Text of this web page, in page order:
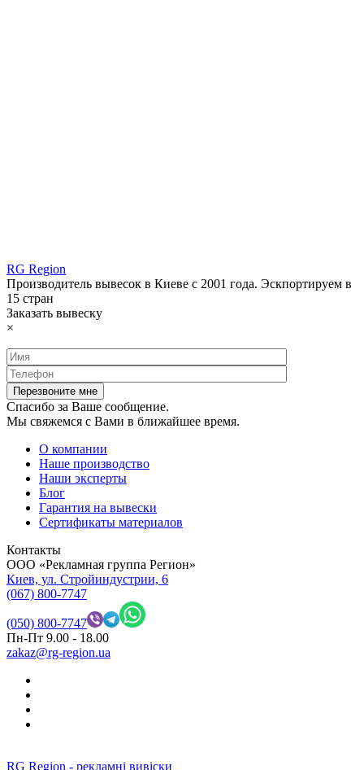
RG Region
Производитель вывесок в Киеве с 2001 года. Эскпортируем в
15 стран
Заказать вывеску
×
Спасибо за Ваше сообщение.
Мы свяжемся с Вами в ближайшее время.
О компании
Наше производство
Наши эксперты
Блог
Гарантия на вывески
Сертификаты материалов
Контакты
OOO «Рекламная группа Регион»
Киев, ул. Стройиндустрии, 6
(067) 800-7747
(050) 800-7747
Пн-Пт 9.00 - 18.00
zakaz@rg-region.ua
RG Region - рекламні вивіски